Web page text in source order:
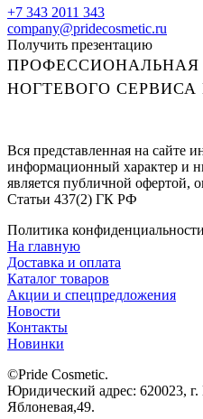
+7 343 2011 343
company@pridecosmetic.ru
Получить презентацию
НОГТЕВОГО
Вся представленная на сайте
информационный характер и
является публичной офертой,
Статьи 437(2) ГК РФ
Политика конфиденциальности
На главную
Доставка и оплата
Каталог товаров
Акции и спецпредложения
Новости
Контакты
Новинки
©Pride Cosmetic.
Юридический адрес: 620023, г.
Яблоневая,49.